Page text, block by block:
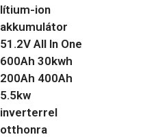
lítium-ion
akkumulátor
51.2V All In One
600Ah 30kwh
200Ah 400Ah
5.5kw
inverterrel
otthonra